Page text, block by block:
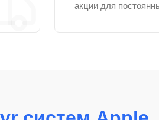
акции для